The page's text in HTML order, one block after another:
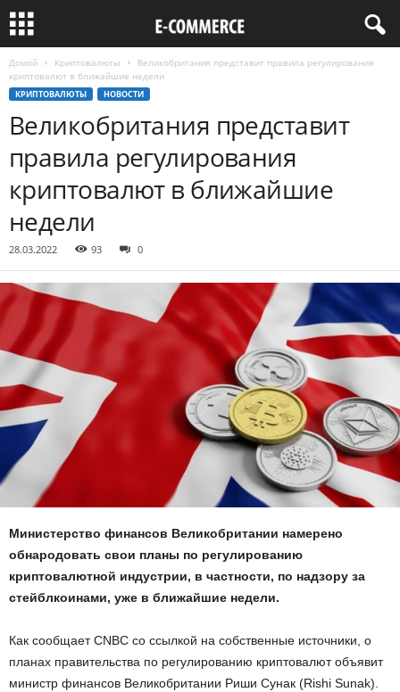
Домой Криптовалюты
Великобритания представит правила регулирования
криптовалют в ближайшие недели
КРИПТОВАЛЮТЫ НОВОСТИ
Великобритания представит
правила регулирования
криптовалют в ближайшие
недели
28.03.2022 93 0
Министерство финансов Великобритании намерено
обнародовать свои планы по регулированию
криптовалютной индустрии, в частности, по надзору за
стейблкоинами, уже в ближайшие недели.
Как сообщает CNBC со ссылкой на собственные источники, о
планах правительства по регулированию криптовалют объявит
министр финансов Великобритании Риши Сунак (Rishi Sunak).